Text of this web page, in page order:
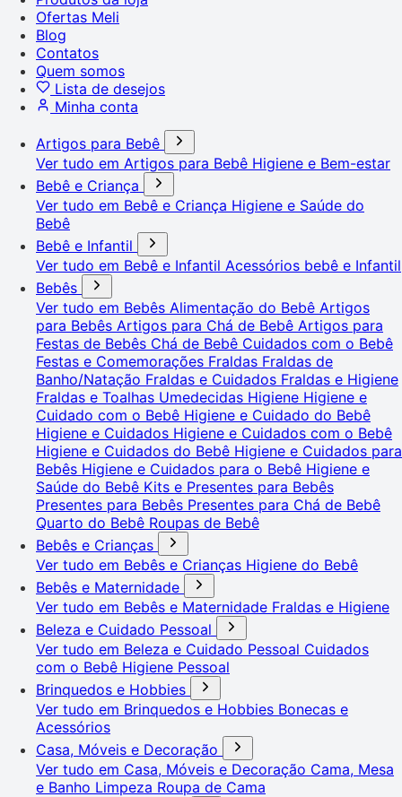
Ofertas Meli
Blog
Contatos
Quem somos
Lista de desejos
Minha conta
Artigos para Bebê
Ver tudo em Artigos para Bebê Higiene e Bem-estar
Bebê e Criança
Ver tudo em Bebê e Criança Higiene e Saúde do
Bebê
Bebê e Infantil
Ver tudo em Bebê e Infantil Acessórios bebê e Infantil
Bebês
Ver tudo em Bebês Alimentação do Bebê Artigos
para Bebês Artigos para Chá de Bebê Artigos para
Festas de Bebês Chá de Bebê Cuidados com o Bebê
Festas e Comemorações Fraldas Fraldas de
Banho/Natação Fraldas e Cuidados Fraldas e Higiene
Fraldas e Toalhas Umedecidas Higiene Higiene e
Cuidado com o Bebê Higiene e Cuidado do Bebê
Higiene e Cuidados Higiene e Cuidados com o Bebê
Higiene e Cuidados do Bebê Higiene e Cuidados para
Bebês Higiene e Cuidados para o Bebê Higiene e
Saúde do Bebê Kits e Presentes para Bebês
Presentes para Bebês Presentes para Chá de Bebê
Quarto do Bebê Roupas de Bebê
Bebês e Crianças
Ver tudo em Bebês e Crianças Higiene do Bebê
Bebês e Maternidade
Ver tudo em Bebês e Maternidade Fraldas e Higiene
Beleza e Cuidado Pessoal
Ver tudo em Beleza e Cuidado Pessoal Cuidados
com o Bebê Higiene Pessoal
Brinquedos e Hobbies
Ver tudo em Brinquedos e Hobbies Bonecas e
Acessórios
Casa, Móveis e Decoração
Ver tudo em Casa, Móveis e Decoração Cama, Mesa
e Banho Limpeza Roupa de Cama